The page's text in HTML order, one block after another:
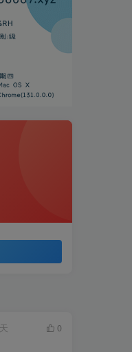
0